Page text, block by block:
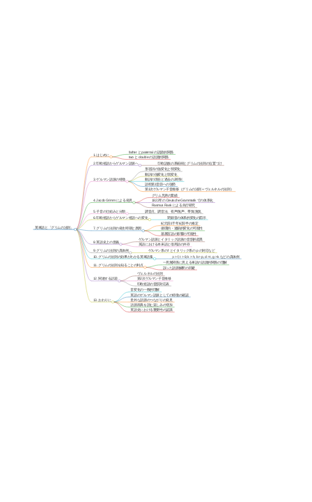
英語史における重要性の認識
語源辞典を読む楽しみの増加
意外な語源のつながりの発見
英語のゲルマン語派としての特徴の確認
音変化の一般的理解
印欧祖語の音韻対応表
第2次ゲルマン子音推移
ヴェルネルの法則
誤った語源解釈の回避
一見無関係に見える単語の語源的関係の理解
p > f, t > θ, k > h, b > p, d > t, g > k などの具体例
ゲルマン系の f とイタリック系の p の対応など
英語における本来語と借用語の共存
ゲルマン語派とイタリック語派の音韻的差異
基層言語の影響の可能性
循環的・連鎖的変化の可能性
紀元前1千年紀前半の推定
閉鎖音の体系的変化の図示
調音点、調音法、有声/無声、帯気/無気
Rasmus Rask による先行研究
1822年の Deutsche Grammatik での体系化
グリム兄弟の業績
第1次ゲルマン子音推移（グリムの法則＋ヴェルネルの法則）
語幹第1音節への強勢
動詞の現在と過去の2時制
動詞の強変化と弱変化
形容詞の強変化と弱変化
印欧語族の系統樹とグリムの法則の位置づけ
two と double の語源的関係
father と paternal の語源的関係
13. おわりに
12. 関連する話題
11. グリムの法則を知ることの利点
10. グリムの法則の効果がわかる英単語集
9. グリムの法則の具体例
8. 英語史上の意義
7. グリムの法則の発生時期と原因
6. 印欧祖語からゲルマン祖語への変化
5. 子音の仕組みと分類
4. Jacob Grimm による発見
3. ゲルマン語派の特徴
2. 印欧祖語からゲルマン語派へ
1. はじめに
英単語と「グリムの法則」